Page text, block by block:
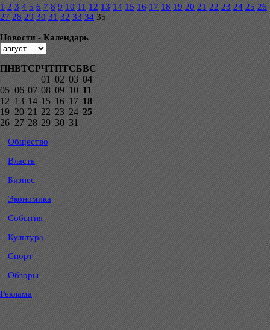
1 2 3 4 5 6 7 8 9 10 11 12 13 14 15 16 17 18 19 20 21 22 23 24 25 26
27 28 29 30 31 32 33 34 35
Новости - Календарь
ПНВТСРЧТПТСБВС
01 02 03 04
05 06 07 08 09 10 11
12 13 14 15 16 17 18
19 20 21 22 23 24 25
26 27 28 29 30 31
Общество
Власть
Бизнес
Экономика
События
Культура
Спорт
Обзоры
Реклама